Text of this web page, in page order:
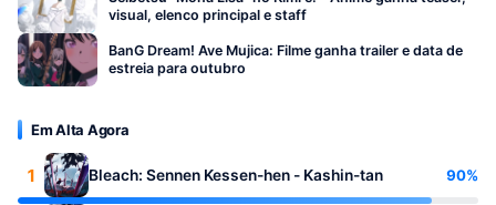
visual, elenco principal e staff
BanG Dream! Ave Mujica: Filme ganha trailer e data de
estreia para outubro
Em Alta Agora
1 Bleach: Sennen Kessen-hen - Kashin-tan 90%